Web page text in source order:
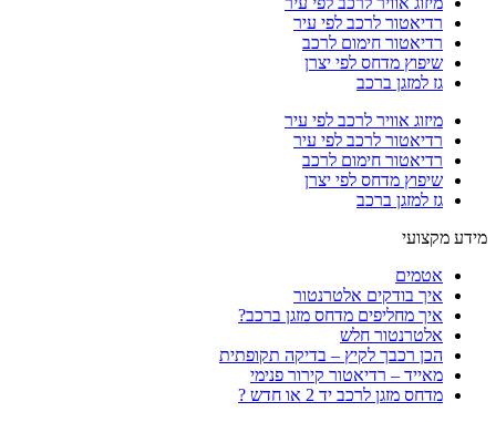
רדיאטור לרכב לפי עיר
רדיאטור חימום לרכב
שיפוץ מדחס לפי יצרן
גז למזגן ברכב
מיזוג אוויר לרכב לפי עיר
רדיאטור לרכב לפי עיר
רדיאטור חימום לרכב
שיפוץ מדחס לפי יצרן
גז למזגן ברכב
מידע מקצועי
אטמים
איך בודקים אלטרנטור
איך מחליפים מדחס מזגן ברכב?
אלטרנטור חלש
הכן רכבך לקיץ – בדיקה תקופתית
מאייד – רדיאטור קירור פנימי
מדחס מזגן לרכב יד 2 או חדש ?